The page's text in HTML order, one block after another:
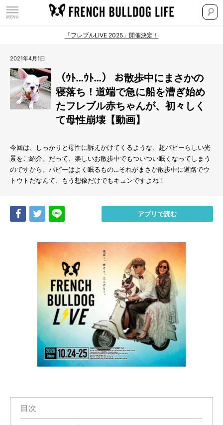
「フレブルLIVE 2025」開催決定！
2021年4月1日
（ｳﾄ…ｳﾄ…） お散歩中にまさかの
寝落ち！道端で急に船を漕ぎ始め
たフレブル赤ちゃんが、初々しく
て母性崩壊【動画】
今回は、しっかりと母性に訴えかけてくるような、超パピーらしい光
景をご紹介。だって、楽しいお散歩中でもついつい眠くなってしまう
のですから。パピーはよく眠るもの…それがまさか散歩中に道路でウ
トウトだなんて、もう想像だけでもキュンですよね！
Share Tweet アプリで読む
目次